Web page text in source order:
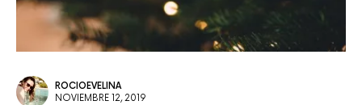
ROCIOEVELINA
NOVIEMBRE 12, 2019